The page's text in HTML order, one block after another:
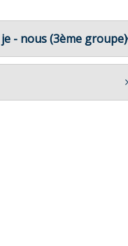
- nous (3ème groupe)